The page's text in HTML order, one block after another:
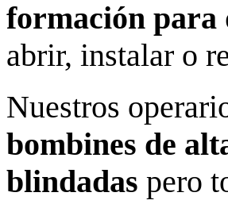
formación para
abrir, instalar o
Nuestros
bombines de
blindadas pero